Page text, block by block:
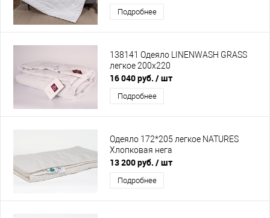
Подробнее
138141 Одеяло LINENWASH GRASS
легкое 200х220
16 040 руб. / шт
Подробнее
Одеяло 172*205 легкое NATURES
Хлопковая нега
13 200 руб. / шт
Подробнее